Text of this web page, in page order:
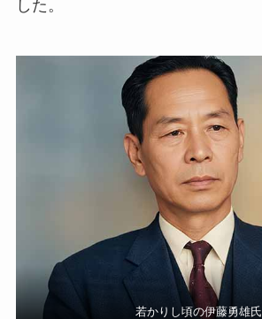
した。
若かりし頃の伊藤勇雄氏